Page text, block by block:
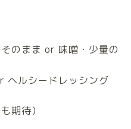
のまま or 味噌・少量の
ヘルシードレッシング
期待）